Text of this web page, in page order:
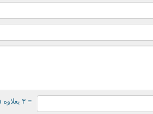
= ۳ بعلاوه ۵